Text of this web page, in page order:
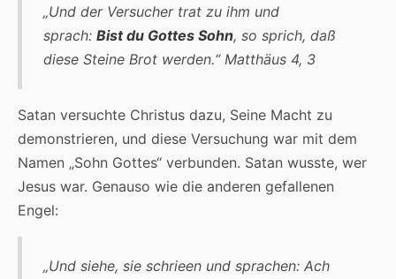
„Und der Versucher trat zu ihm und
sprach: Bist du Gottes Sohn, so sprich, daß
diese Steine Brot werden.“ Matthäus 4, 3
Satan versuchte Christus dazu, Seine Macht zu
demonstrieren, und diese Versuchung war mit dem
Namen „Sohn Gottes“ verbunden. Satan wusste, wer
Jesus war. Genauso wie die anderen gefallenen
Engel:
„Und siehe, sie schrieen und sprachen: Ach